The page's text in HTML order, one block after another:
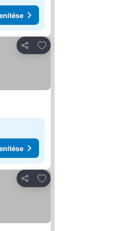
Megosztás
Hozzáadás a kedvencekhez
Megosztás
Hozzáadás a kedvencekhez